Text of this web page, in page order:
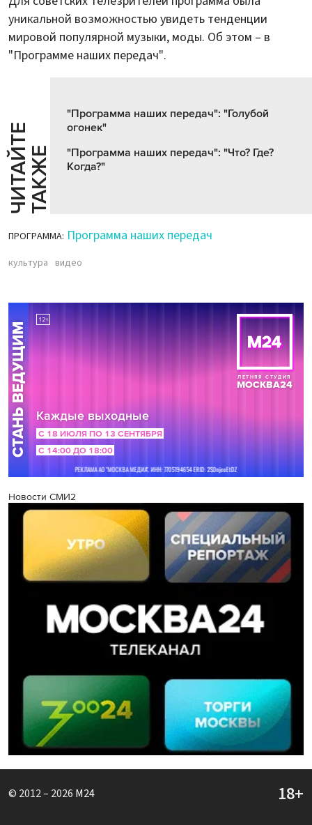
уникальной возможностью увидеть тенденции
мировой популярной музыки, моды. Об этом – в
"Программе наших передач".
Ч
И
Т
АЙ
Т
Е
Т
А
К
ЖЕ
"Программа наших передач": "Голубой
огонек"
"Программа наших передач": "Что? Где?
Когда?"
ПРОГРАММА: Программа наших передач
культура видео
Новости СМИ2
© 2012 – 2026 M24